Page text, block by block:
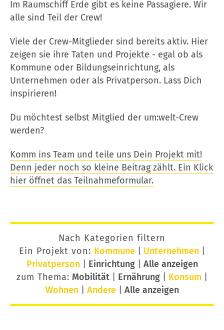
Im Raumschiff Erde gibt es keine Passagiere. Wir
alle sind Teil der Crew!
Viele der Crew-Mitglieder sind bereits aktiv. Hier
zeigen sie ihre Taten und Projekte - egal ob als
Kommune oder Bildungseinrichtung, als
Unternehmen oder als Privatperson. Lass Dich
inspirieren!
Du möchtest selbst Mitglied der um:welt-Crew
werden?
Komm ins Team und teile uns Dein Projekt mit!
Denn jeder noch so kleine Beitrag zählt. Ein Klick
hier öffnet das Teilnahmeformular.
Nach Kategorien filtern
Ein Projekt von: Kommune| Unternehmen|
Privatperson| Einrichtung| Alle anzeigen
zum Thema: Mobilität Ernährung Konsum
Wohnen| Andere| Alle anzeigen